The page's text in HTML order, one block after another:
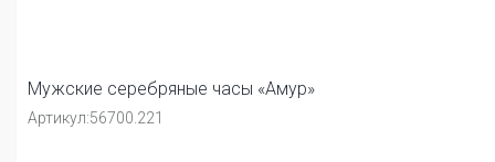
Мужские серебряные часы «Амур»
Артикул:56700.221